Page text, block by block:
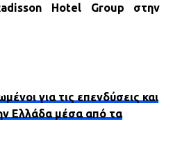
Hotel Group στην
για τις επενδύσεις και
Ελλάδα μέσα από τα